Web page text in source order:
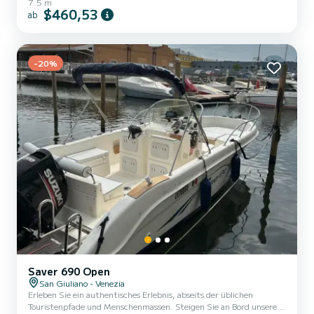
ab $460,53
-20%
Saver 690 Open
San Giuliano - Venezia
Erleben Sie ein authentisches Erlebnis, abseits der üblichen
Touristenpfade und Menschenmassen. Steigen Sie an Bord unseres